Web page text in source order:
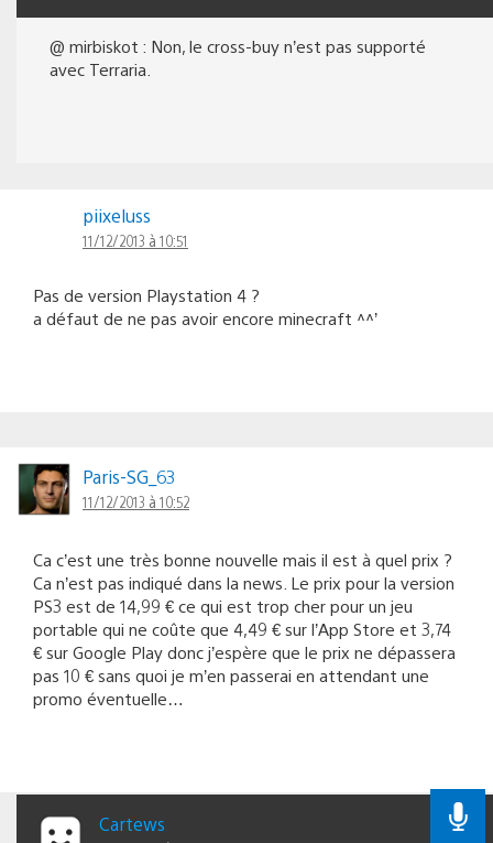
@ mirbiskot : Non, le cross-buy n’est pas supporté
avec Terraria.
piixeluss
11/12/2013 à 10:51
Pas de version Playstation 4 ?
a défaut de ne pas avoir encore minecraft ^^’
Paris-SG_63
11/12/2013 à 10:52
Ca c’est une très bonne nouvelle mais il est à quel prix ?
Ca n’est pas indiqué dans la news. Le prix pour la version
PS3 est de 14,99 € ce qui est trop cher pour un jeu
portable qui ne coûte que 4,49 € sur l’App Store et 3,74
€ sur Google Play donc j’espère que le prix ne dépassera
pas 10 € sans quoi je m’en passerai en attendant une
promo éventuelle…
Cartews